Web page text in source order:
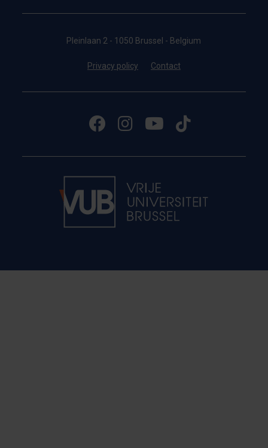
Pleinlaan 2 - 1050 Brussel - Belgium
Privacy policy Contact